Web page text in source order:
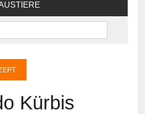
Kürbis